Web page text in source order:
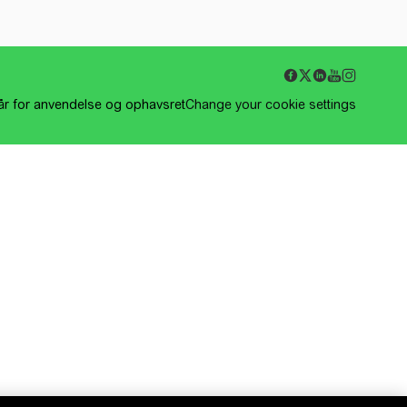
for anvendelse og ophavsretChange your cookie settings